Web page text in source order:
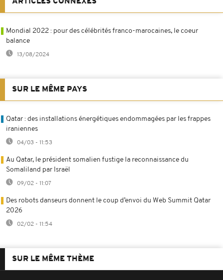
Mondial 2022 : pour des célébrités franco-marocaines, le coeur
balance
13/08/2024
SUR LE MÊME PAYS
Qatar : des installations énergétiques endommagées par les frappes
iraniennes
04/03 - 11:53
Au Qatar, le président somalien fustige la reconnaissance du
Somaliland par Israël
09/02 - 11:07
Des robots danseurs donnent le coup d’envoi du Web Summit Qatar
2026
02/02 - 11:54
SUR LE MÊME THÈME